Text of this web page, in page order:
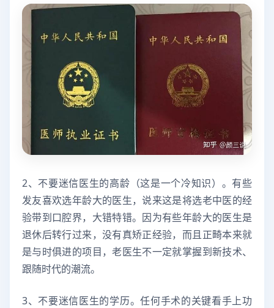
2、不要迷信医生的高龄（这是一个冷知识）。有些
发友喜欢选年龄大的医生，说来这是将选老中医的经
验带到口腔界，大错特错。因为有些年龄大的医生是
退休后转行过来，没有真矫正经验，而且正畸本来就
是与时俱进的项目，老医生不一定就掌握到新技术、
跟随时代的潮流。
3、不要迷信医生的学历。任何手术的关键看手上功